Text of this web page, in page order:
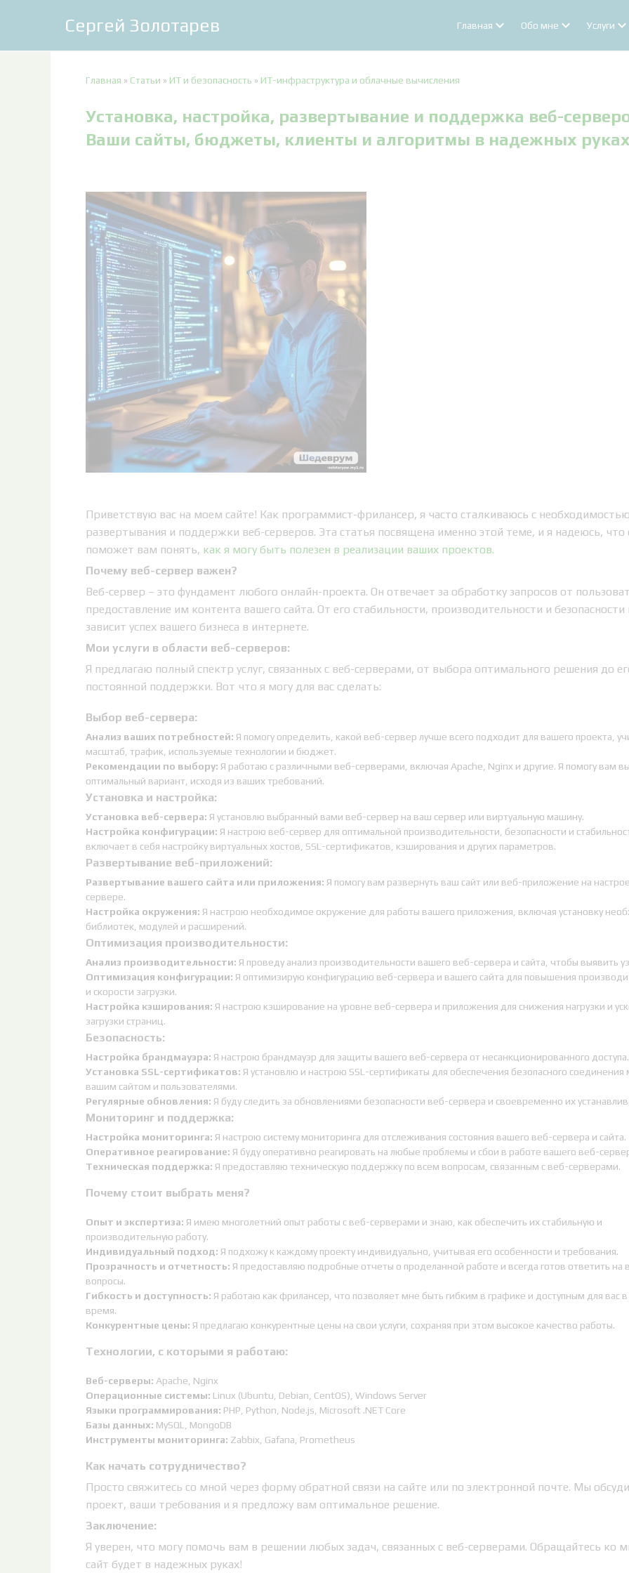
Сергей Золотарев Главная Обо мне Услуги
Главная » Статьи » ИТ и безопасность » ИТ-инфраструктура и облачные вычисления
Установка, настройка, развертывание и поддержка веб-
Ваши сайты, бюджеты, клиенты и алгоритмы в надежных руках
Приветствую вас на моем сайте! Как программист-фрилансер, я часто сталкиваюсь с необходимостью
развертывания и поддержки веб-серверов. Эта статья посвящена именно этой теме, и я надеюсь, что
поможет вам понять, как я могу быть полезен в реализации ваших проектов.
Почему веб-сервер важен?
Веб-сервер – это фундамент любого онлайн-проекта. Он отвечает за обработку запросов от
предоставление им контента вашего сайта. От его стабильности, производительности и
зависит успех вашего бизнеса в интернете.
Мои услуги в области веб-серверов:
Я предлагаю полный спектр услуг, связанных с веб-серверами, от выбора оптимального решения до
постоянной поддержки. Вот что я могу для вас сделать:
Выбор веб-сервера:
Анализ ваших потребностей: Я помогу определить, какой веб-сервер лучше всего подходит для вашего проекта,
масштаб, трафик, используемые технологии и бюджет.
Рекомендации по выбору: Я работаю с различными веб-серверами, включая Apache, Nginx и другие. Я помогу вам
оптимальный вариант, исходя из ваших требований.
Установка и настройка:
Установка веб-сервера: Я установлю выбранный вами веб-сервер на ваш сервер или виртуальную машину.
Настройка конфигурации: Я настрою веб-сервер для оптимальной производительности, безопасности и
включает в себя настройку виртуальных хостов, SSL-сертификатов, кэширования и других параметров.
Развертывание веб-приложений:
Развертывание вашего сайта или приложения: Я помогу вам развернуть ваш сайт или веб-приложение на
сервере.
Настройка окружения: Я настрою необходимое окружение для работы вашего приложения, включая установку
библиотек, модулей и расширений.
Оптимизация производительности:
Анализ производительности: Я проведу анализ производительности вашего веб-сервера и сайта, чтобы выявить
Оптимизация конфигурации: Я оптимизирую конфигурацию веб-сервера и вашего сайта для повышения
и скорости загрузки.
Настройка кэширования: Я настрою кэширование на уровне веб-сервера и приложения для снижения нагрузки и
загрузки страниц.
Безопасность:
Настройка брандмауэра: Я настрою брандмауэр для защиты вашего веб-сервера от несанкционированного доступа.
Установка SSL-сертификатов: Я установлю и настрою SSL-сертификаты для обеспечения безопасного
вашим сайтом и пользователями.
Регулярные обновления: Я буду следить за обновлениями безопасности веб-сервера и своевременно их
Мониторинг и поддержка:
Настройка мониторинга: Я настрою систему мониторинга для отслеживания состояния вашего веб-сервера и сайта.
Оперативное реагирование: Я буду оперативно реагировать на любые проблемы и сбои в работе вашего веб-
Техническая поддержка: Я предоставляю техническую поддержку по всем вопросам, связанным с веб-серверами.
Почему стоит выбрать меня?
Опыт и экспертиза: Я имею многолетний опыт работы с веб-серверами и знаю, как обеспечить их стабильную и
производительную работу.
Индивидуальный подход: Я подхожу к каждому проекту индивидуально, учитывая его особенности и требования.
Прозрачность и отчетность: Я предоставляю подробные отчеты о проделанной работе и всегда готов ответить на
вопросы.
Гибкость и доступность: Я работаю как фрилансер, что позволяет мне быть гибким в графике и доступным для вас
время.
Конкурентные цены: Я предлагаю конкурентные цены на свои услуги, сохраняя при этом высокое качество работы.
Технологии, с которыми я работаю:
Веб-серверы: Apache, Nginx
Операционные системы: Linux (Ubuntu, Debian, CentOS), Windows Server
Языки программирования: PHP, Python, Node.js, Microsoft .NET Core
Базы данных: MySQL, MongoDB
Инструменты мониторинга: Zabbix, Gafana, Prometheus
Как начать сотрудничество?
Просто свяжитесь со мной через форму обратной связи на сайте или по электронной почте. Мы
проект, ваши требования и я предложу вам оптимальное решение.
Заключение:
Я уверен, что могу помочь вам в решении любых задач, связанных с веб-серверами. Обращайтесь ко
сайт будет в надежных руках!